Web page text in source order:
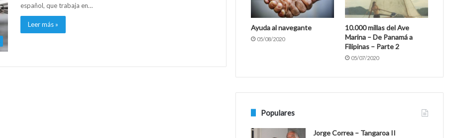
español, que trabaja en…
Leer más » Ayuda al navegante
05/08/2020
10.000 millas del Ave
Marina – De Panamá a
Filipinas – Parte 2
05/07/2020
Populares
Jorge Correa – Tangaroa II